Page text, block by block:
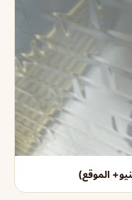
الموقع)